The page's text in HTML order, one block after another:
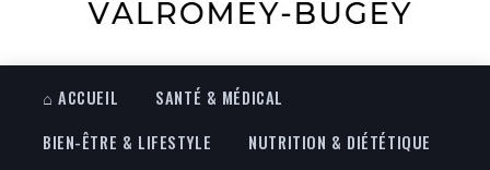
⌂ ACCUEIL
SANTÉ & MÉDICAL
BIEN-ÊTRE & LIFESTYLE
NUTRITION & DIÉTÉTIQUE